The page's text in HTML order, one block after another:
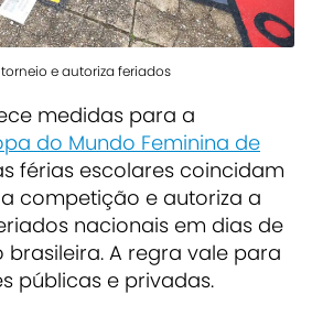
e autoriza feriados
medidas para a
do Mundo Feminina de
férias escolares coincidam
competição e autoriza a
nacionais em dias de
brasileira. A regra vale para
públicas e privadas.